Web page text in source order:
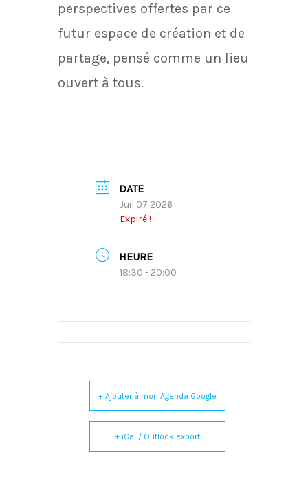
perspectives offertes par ce
futur espace de création et de
partage, pensé comme un lieu
ouvert à tous.
DATE
Juil 07 2026
Expiré !
HEURE
18:30 - 20:00
+ Ajouter à mon Agenda Google
+ iCal / Outlook export